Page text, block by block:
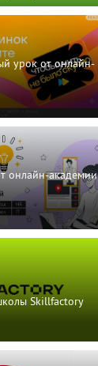
урок от онлайн-
онлайн-академии
Skillfactory